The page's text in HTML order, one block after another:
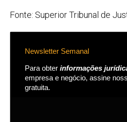
Fonte: Superior Tribunal de
Newsletter Semanal
Para obter informações
empresa e negócio, assine
gratuita.